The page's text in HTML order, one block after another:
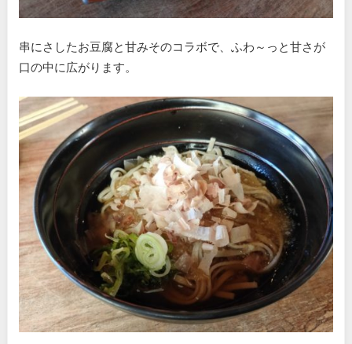
串にさしたお豆腐と甘みそのコラボで、ふわ～っと甘さが
口の中に広がります。